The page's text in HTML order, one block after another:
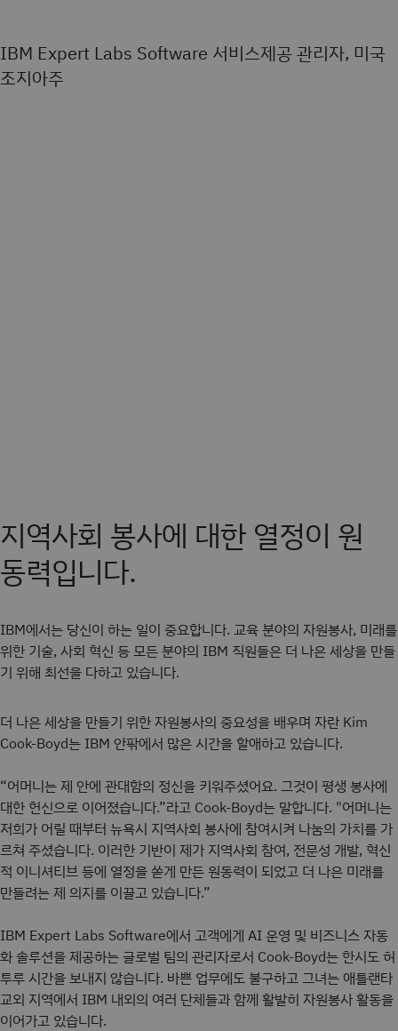
IBM Expert Labs Software 서비스제공 관리자, 미국
조지아주
지역사회 봉사에 대한 열정이 원
동력입니다.
IBM에서는 당신이 하는 일이 중요합니다. 교육 분야의 자원봉사, 미래를
위한 기술, 사회 혁신 등 모든 분야의 IBM 직원들은 더 나은 세상을 만들
기 위해 최선을 다하고 있습니다.
더 나은 세상을 만들기 위한 자원봉사의 중요성을 배우며 자란 Kim
Cook-Boyd는 IBM 안팎에서 많은 시간을 할애하고 있습니다.
“어머니는 제 안에 관대함의 정신을 키워주셨어요. 그것이 평생 봉사에
대한 헌신으로 이어졌습니다.”라고 Cook-Boyd는 말합니다. "어머니는
저희가 어릴 때부터 뉴욕시 지역사회 봉사에 참여시켜 나눔의 가치를 가
르쳐 주셨습니다. 이러한 기반이 제가 지역사회 참여, 전문성 개발, 혁신
적 이니셔티브 등에 열정을 쏟게 만든 원동력이 되었고 더 나은 미래를
만들려는 제 의지를 이끌고 있습니다.”
IBM Expert Labs Software에서 고객에게 AI 운영 및 비즈니스 자동
화 솔루션을 제공하는 글로벌 팀의 관리자로서 Cook-Boyd는 한시도 허
투루 시간을 보내지 않습니다. 바쁜 업무에도 불구하고 그녀는 애틀랜타
교외 지역에서 IBM 내외의 여러 단체들과 함께 활발히 자원봉사 활동을
이어가고 있습니다.